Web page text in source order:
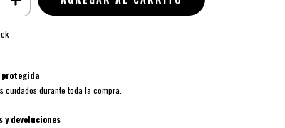
protegida
cuidados durante toda la compra.
y devoluciones